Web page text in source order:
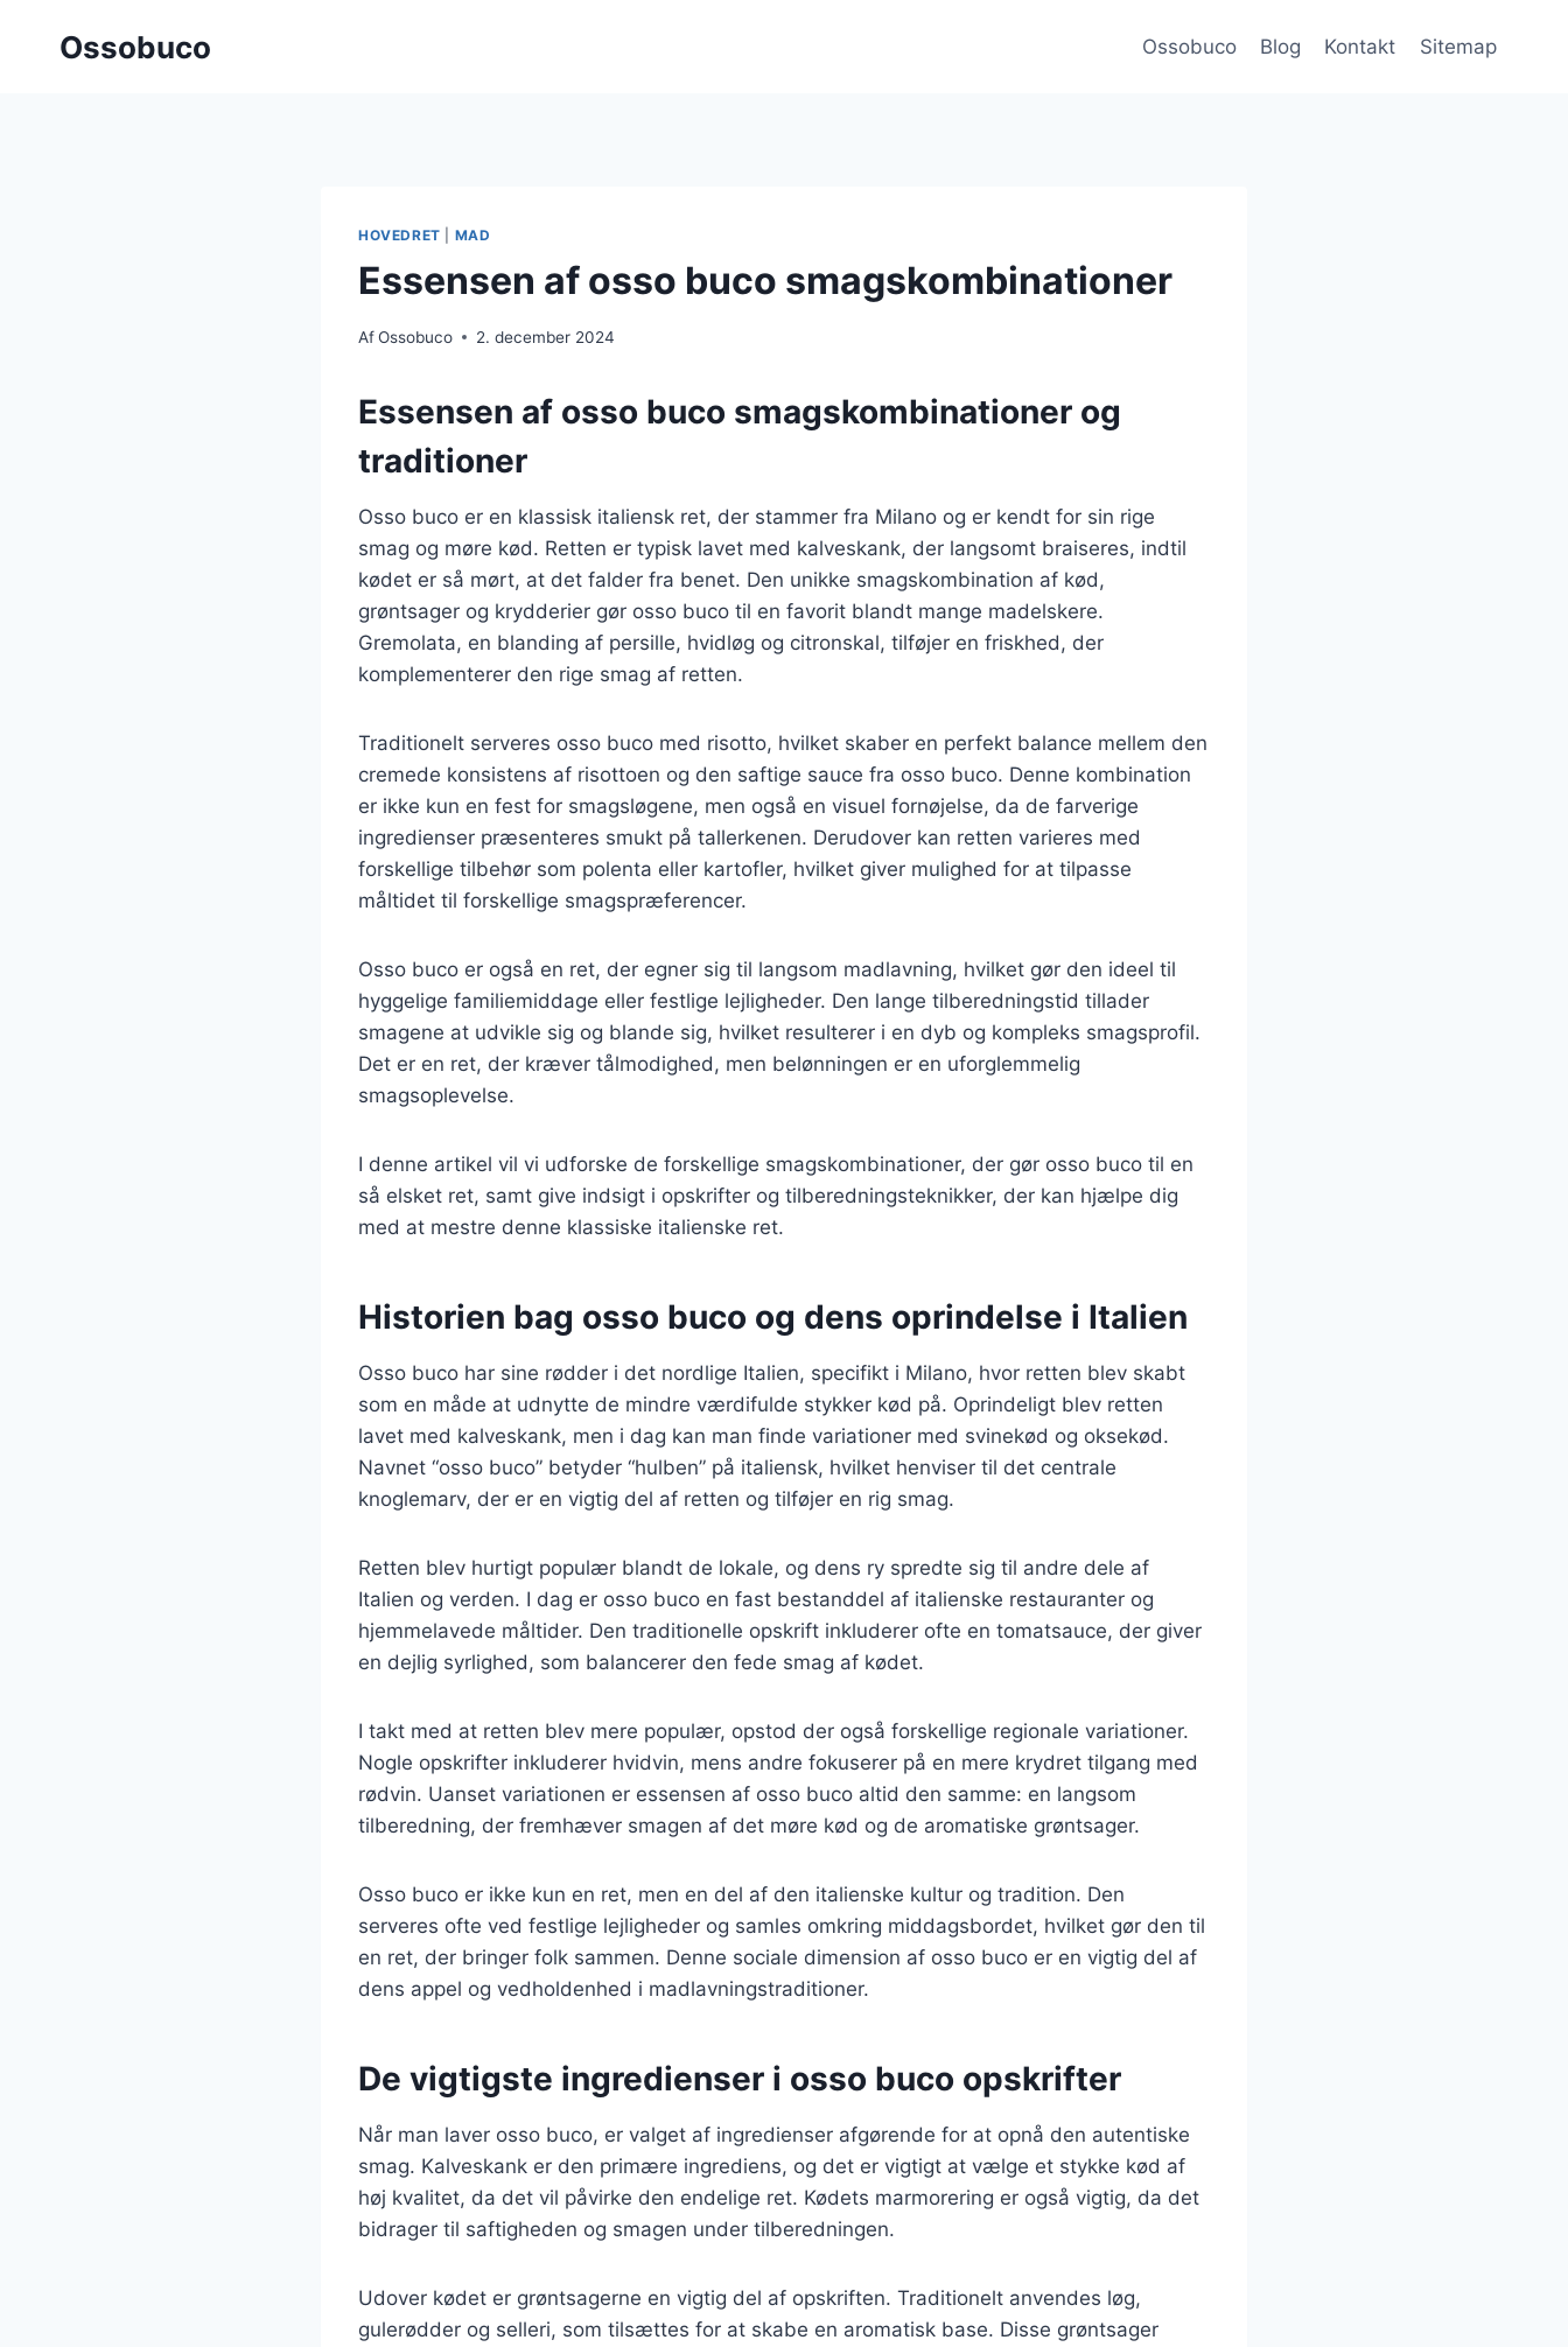
Ossobuco Ossobuco Blog Kontakt Sitemap
HOVEDRET MAD
Essensen af osso buco smagskombinationer
AfOssobuco 2. december 2024
Essensen af osso buco smagskombinationer og
traditioner
Osso buco er en klassisk italiensk ret, der stammer fra Milano og er kendt for sin rige
smag og møre kød. Retten er typisk lavet med kalveskank, der langsomt braiseres, indtil
kødet er så mørt, at det falder fra benet. Den unikke smagskombination af kød,
grøntsager og krydderier gør osso buco til en favorit blandt mange madelskere.
Gremolata, en blanding af persille, hvidløg og citronskal, tilføjer en friskhed, der
komplementerer den rige smag af retten.
Traditionelt serveres osso buco med risotto, hvilket skaber en perfekt balance mellem den
cremede konsistens af risottoen og den saftige sauce fra osso buco. Denne kombination
er ikke kun en fest for smagsløgene, men også en visuel fornøjelse, da de farverige
ingredienser præsenteres smukt på tallerkenen. Derudover kan retten varieres med
forskellige tilbehør som polenta eller kartofler, hvilket giver mulighed for at tilpasse
måltidet til forskellige smagspræferencer.
Osso buco er også en ret, der egner sig til langsom madlavning, hvilket gør den ideel til
hyggelige familiemiddage eller festlige lejligheder. Den lange tilberedningstid tillader
smagene at udvikle sig og blande sig, hvilket resulterer i en dyb og kompleks smagsprofil.
Det er en ret, der kræver tålmodighed, men belønningen er en uforglemmelig
smagsoplevelse.
I denne artikel vil vi udforske de forskellige smagskombinationer, der gør osso buco til en
så elsket ret, samt give indsigt i opskrifter og tilberedningsteknikker, der kan hjælpe dig
med at mestre denne klassiske italienske ret.
Historien bag osso buco og dens oprindelse i Italien
Osso buco har sine rødder i det nordlige Italien, specifikt i Milano, hvor retten blev skabt
som en måde at udnytte de mindre værdifulde stykker kød på. Oprindeligt blev retten
lavet med kalveskank, men i dag kan man finde variationer med svinekød og oksekød.
Navnet “osso buco” betyder “hulben” på italiensk, hvilket henviser til det centrale
knoglemarv, der er en vigtig del af retten og tilføjer en rig smag.
Retten blev hurtigt populær blandt de lokale, og dens ry spredte sig til andre dele af
Italien og verden. I dag er osso buco en fast bestanddel af italienske restauranter og
hjemmelavede måltider. Den traditionelle opskrift inkluderer ofte en tomatsauce, der giver
en dejlig syrlighed, som balancerer den fede smag af kødet.
I takt med at retten blev mere populær, opstod der også forskellige regionale variationer.
Nogle opskrifter inkluderer hvidvin, mens andre fokuserer på en mere krydret tilgang med
rødvin. Uanset variationen er essensen af osso buco altid den samme: en langsom
tilberedning, der fremhæver smagen af det møre kød og de aromatiske grøntsager.
Osso buco er ikke kun en ret, men en del af den italienske kultur og tradition. Den
serveres ofte ved festlige lejligheder og samles omkring middagsbordet, hvilket gør den til
en ret, der bringer folk sammen. Denne sociale dimension af osso buco er en vigtig del af
dens appel og vedholdenhed i madlavningstraditioner.
De vigtigste ingredienser i osso buco opskrifter
Når man laver osso buco, er valget af ingredienser afgørende for at opnå den autentiske
smag. Kalveskank er den primære ingrediens, og det er vigtigt at vælge et stykke kød af
høj kvalitet, da det vil påvirke den endelige ret. Kødets marmorering er også vigtig, da det
bidrager til saftigheden og smagen under tilberedningen.
Udover kødet er grøntsagerne en vigtig del af opskriften. Traditionelt anvendes løg,
gulerødder og selleri, som tilsættes for at skabe en aromatisk base. Disse grøntsager